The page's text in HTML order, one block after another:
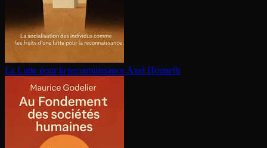
La Lutte pour la re­con­nais­sance Axel Honneth